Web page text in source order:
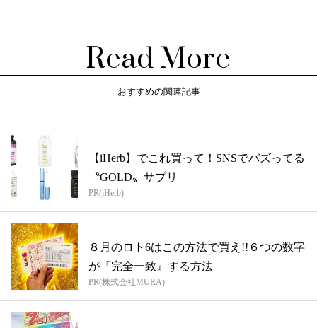
Read More
おすすめの関連記事
【iHerb】でこれ買って！SNSでバズってる
〝GOLD〟サプリ
PR(iHerb)
８月のロト6はこの方法で買え!!６つの数字
が『完全一致』する方法
PR(株式会社MURA)